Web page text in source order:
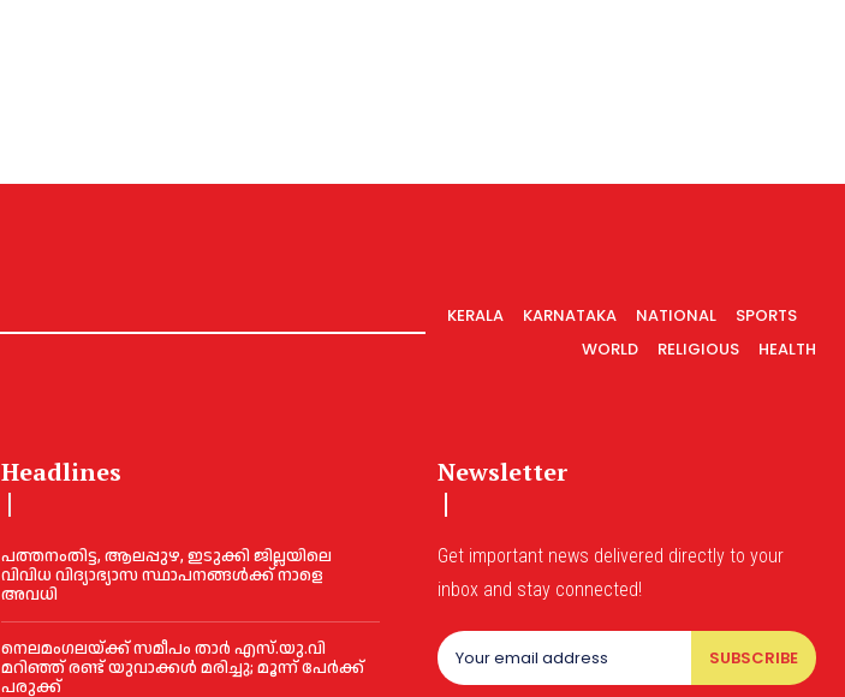
KERALA KARNATAKA NATIONAL
SPORTS
WORLD
RELIGIOUS HEALTH
Headlines
പത്തനംതിട്ട, ആലപ്പുഴ, ഇടുക്കി ജില്ലയിലെ
വിവിധ വിദ്യാഭ്യാസ സ്ഥാപനങ്ങള്‍ക്ക് നാളെ
അവധി
നെലമംഗലയ്ക്ക് സമീപം താർ എസ്‌.യു.വി
മറിഞ്ഞ് രണ്ട് യുവാക്കൾ മരിച്ചു; മൂന്ന് പേർക്ക്
പരുക്ക്
Newsletter
Get important news delivered directly to your
inbox and stay connected!
SUBSCRIBE